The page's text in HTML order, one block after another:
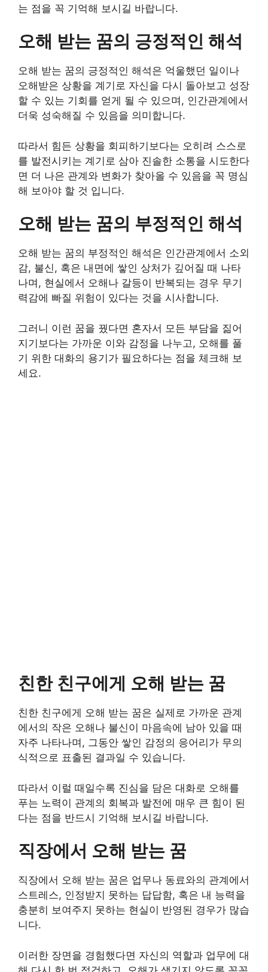
는 점을 꼭 기억해 보시길 바랍니다.
오해 받는 꿈의 긍정적인 해석
오해 받는 꿈의 긍정적인 해석은 억울했던 일이나
오해받은 상황을 계기로 자신을 다시 돌아보고 성장
할 수 있는 기회를 얻게 될 수 있으며, 인간관계에서
더욱 성숙해질 수 있음을 의미합니다.
따라서 힘든 상황을 회피하기보다는 오히려 스스로
를 발전시키는 계기로 삼아 진솔한 소통을 시도한다
면 더 나은 관계와 변화가 찾아올 수 있음을 꼭 명심
해 보아야 할 것 입니다.
오해 받는 꿈의 부정적인 해석
오해 받는 꿈의 부정적인 해석은 인간관계에서 소외
감, 불신, 혹은 내면에 쌓인 상처가 깊어질 때 나타
나며, 현실에서 오해나 갈등이 반복되는 경우 무기
력감에 빠질 위험이 있다는 것을 시사합니다.
그러니 이런 꿈을 꿨다면 혼자서 모든 부담을 짊어
지기보다는 가까운 이와 감정을 나누고, 오해를 풀
기 위한 대화의 용기가 필요하다는 점을 체크해 보
세요.
친한 친구에게 오해 받는 꿈
친한 친구에게 오해 받는 꿈은 실제로 가까운 관계
에서의 작은 오해나 불신이 마음속에 남아 있을 때
자주 나타나며, 그동안 쌓인 감정의 응어리가 무의
식적으로 표출된 결과일 수 있습니다.
따라서 이럴 때일수록 진심을 담은 대화로 오해를
푸는 노력이 관계의 회복과 발전에 매우 큰 힘이 된
다는 점을 반드시 기억해 보시길 바랍니다.
직장에서 오해 받는 꿈
직장에서 오해 받는 꿈은 업무나 동료와의 관계에서
스트레스, 인정받지 못하는 답답함, 혹은 내 능력을
충분히 보여주지 못하는 현실이 반영된 경우가 많습
니다.
이러한 장면을 경험했다면 자신의 역할과 업무에 대